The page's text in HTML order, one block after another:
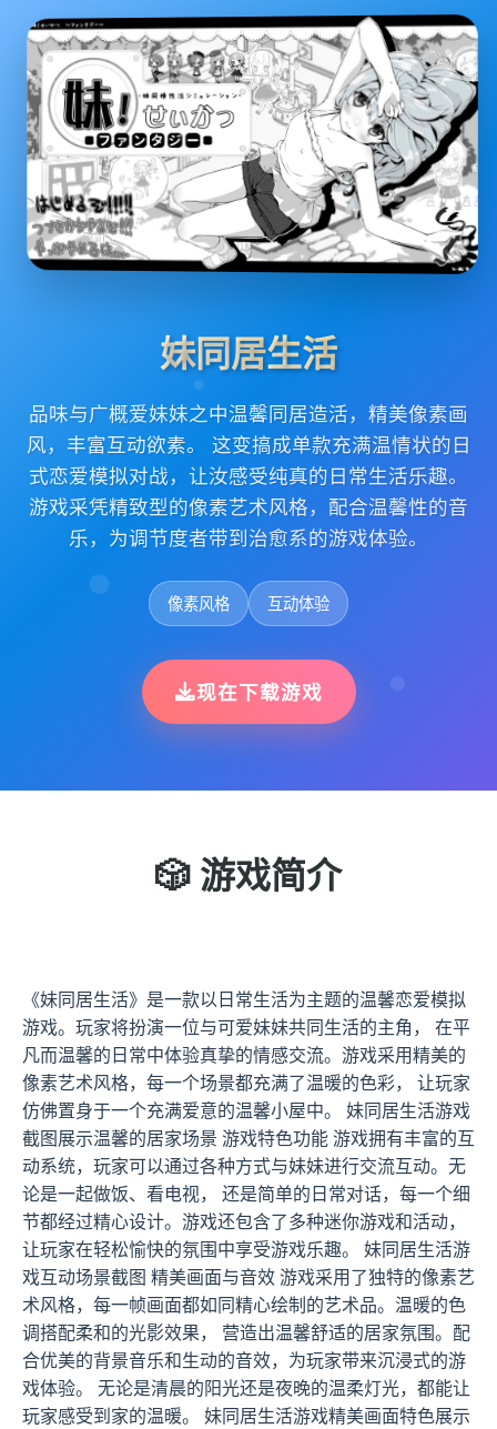
妹同居生活
品味与广概爱妹妹之中温馨同居造活，精美像素画
风，丰富互动欲素。 这变搞成单款充满温情状的日
式恋爱模拟对战，让汝感受纯真的日常生活乐趣。
游戏采凭精致型的像素艺术风格，配合温馨性的音
乐，为调节度者带到治愈系的游戏体验。
像素风格 互动体验
现在下载游戏
🎲 游戏简介
《妹同居生活》是一款以日常生活为主题的温馨恋爱模拟
游戏。玩家将扮演一位与可爱妹妹共同生活的主角， 在平
凡而温馨的日常中体验真挚的情感交流。游戏采用精美的
像素艺术风格，每一个场景都充满了温暖的色彩， 让玩家
仿佛置身于一个充满爱意的温馨小屋中。 妹同居生活游戏
截图展示温馨的居家场景 游戏特色功能 游戏拥有丰富的互
动系统，玩家可以通过各种方式与妹妹进行交流互动。无
论是一起做饭、看电视， 还是简单的日常对话，每一个细
节都经过精心设计。游戏还包含了多种迷你游戏和活动，
让玩家在轻松愉快的氛围中享受游戏乐趣。 妹同居生活游
戏互动场景截图 精美画面与音效 游戏采用了独特的像素艺
术风格，每一帧画面都如同精心绘制的艺术品。温暖的色
调搭配柔和的光影效果， 营造出温馨舒适的居家氛围。配
合优美的背景音乐和生动的音效，为玩家带来沉浸式的游
戏体验。 无论是清晨的阳光还是夜晚的温柔灯光，都能让
玩家感受到家的温暖。 妹同居生活游戏精美画面特色展示